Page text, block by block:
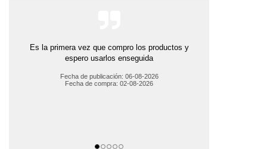
Es la primera vez que compro los productos y
espero usarlos enseguida
Fecha de publicación: 06-08-2026
Fecha de compra: 02-08-2026